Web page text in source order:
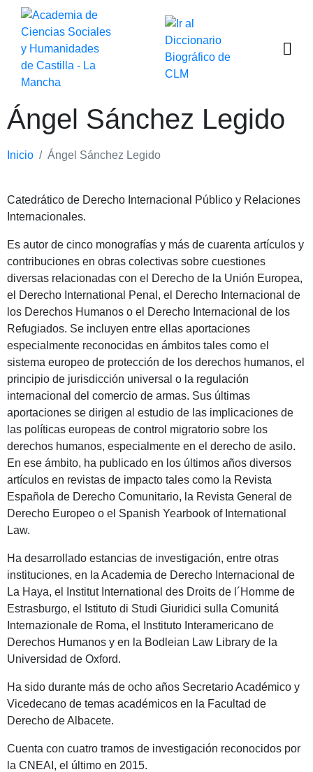
Ángel Sánchez Legido
Inicio Ángel Sánchez Legido
Catedrático de Derecho Internacional Público y Relaciones
Internacionales.
Es autor de cinco monografías y más de cuarenta artículos y
contribuciones en obras colectivas sobre cuestiones
diversas relacionadas con el Derecho de la Unión Europea,
el Derecho International Penal, el Derecho Internacional de
los Derechos Humanos o el Derecho Internacional de los
Refugiados. Se incluyen entre ellas aportaciones
especialmente reconocidas en ámbitos tales como el
sistema europeo de protección de los derechos humanos, el
principio de jurisdicción universal o la regulación
internacional del comercio de armas. Sus últimas
aportaciones se dirigen al estudio de las implicaciones de
las políticas europeas de control migratorio sobre los
derechos humanos, especialmente en el derecho de asilo.
En ese ámbito, ha publicado en los últimos años diversos
artículos en revistas de impacto tales como la Revista
Española de Derecho Comunitario, la Revista General de
Derecho Europeo o el Spanish Yearbook of International
Law.
Ha desarrollado estancias de investigación, entre otras
instituciones, en la Academia de Derecho Internacional de
La Haya, el Institut International des Droits de l´Homme de
Estrasburgo, el Istituto di Studi Giuridici sulla Comunitá
Internazionale de Roma, el Instituto Interamericano de
Derechos Humanos y en la Bodleian Law Library de la
Universidad de Oxford.
Ha sido durante más de ocho años Secretario Académico y
Vicedecano de temas académicos en la Facultad de
Derecho de Albacete.
Cuenta con cuatro tramos de investigación reconocidos por
la CNEAI, el último en 2015.